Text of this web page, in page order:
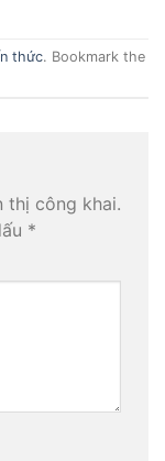
thức. Bookmark the
thị công khai.
*